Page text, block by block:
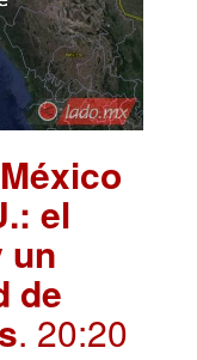
el
un
de
. 20:20